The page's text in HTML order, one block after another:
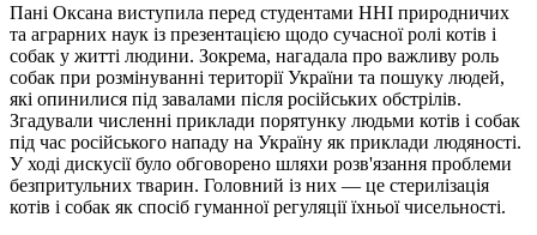
Пані Оксана виступила перед студентами ННІ природничих
та аграрних наук із презентацією щодо сучасної ролі котів і
собак у житті людини. Зокрема, нагадала про важливу роль
собак при розмінуванні території України та пошуку людей,
які опинилися під завалами після російських обстрілів.
Згадували численні приклади порятунку людьми котів і собак
під час російського нападу на Україну як приклади людяності.
У ході дискусії було обговорено шляхи розв'язання проблеми
безпритульних тварин. Головний із них — це стерилізація
котів і собак як спосіб гуманної регуляції їхньої чисельності.